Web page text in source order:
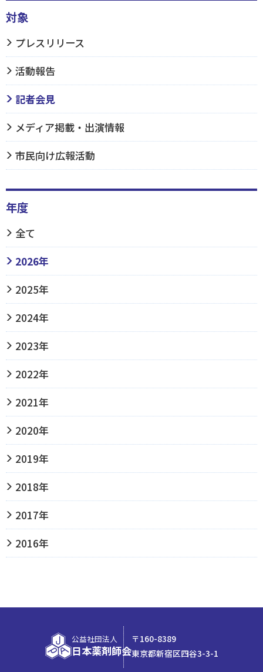
対象
プレスリリース
活動報告
記者会見
メディア掲載・出演情報
市民向け広報活動
年度
全て
2026年
2025年
2024年
2023年
2022年
2021年
2020年
2019年
2018年
2017年
2016年
公益社団法人
日本薬剤師会
〒160-8389
東京都新宿区四谷3-3-1